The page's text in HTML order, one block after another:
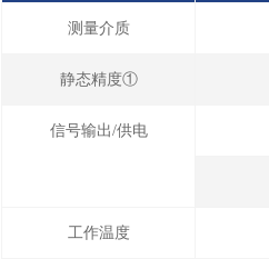
测量介质
静态精度①
信号输出/供电
工作温度